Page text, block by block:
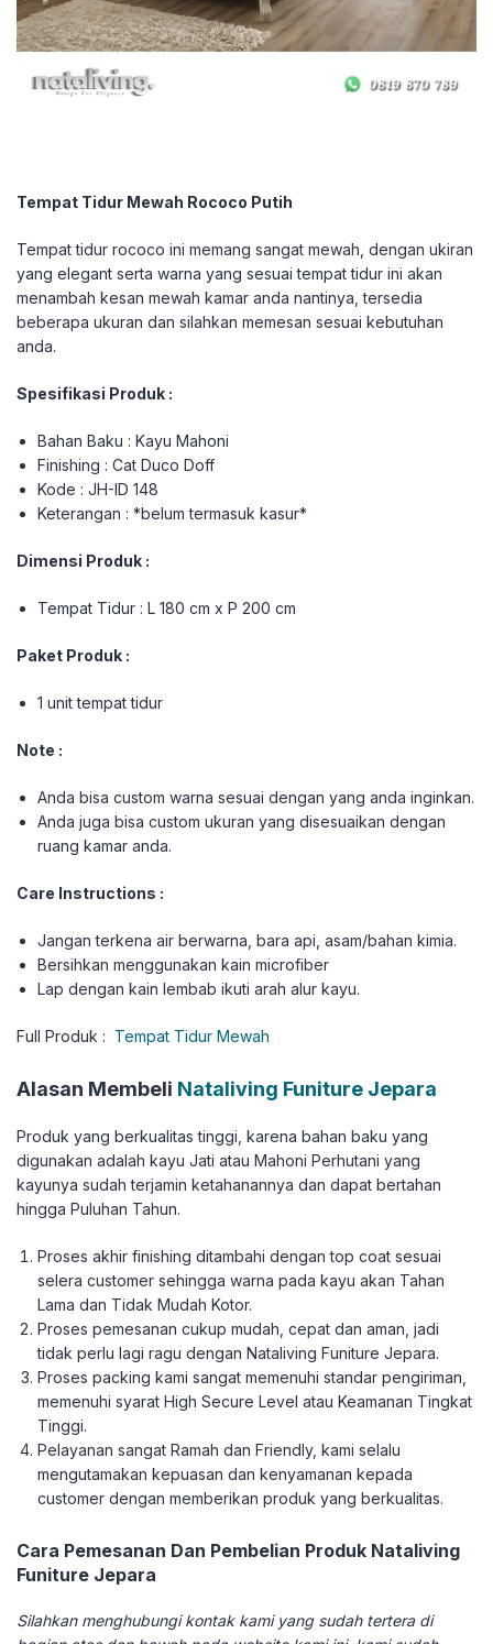
Tempat Tidur Mewah Rococo Putih
Tempat tidur rococo ini memang sangat mewah, dengan ukiran
yang elegant serta warna yang sesuai tempat tidur ini akan
menambah kesan mewah kamar anda nantinya, tersedia
beberapa ukuran dan silahkan memesan sesuai kebutuhan
anda.
Spesifikasi Produk :
Bahan Baku : Kayu Mahoni
Finishing : Cat Duco Doff
Kode : JH-ID 148
Keterangan : *belum termasuk kasur*
Dimensi Produk :
Tempat Tidur : L 180 cm x P 200 cm
Paket Produk :
1 unit tempat tidur
Note :
Anda bisa custom warna sesuai dengan yang anda inginkan.
Anda juga bisa custom ukuran yang disesuaikan dengan
ruang kamar anda.
Care Instructions :
Jangan terkena air berwarna, bara api, asam/bahan kimia.
Bersihkan menggunakan kain microfiber
Lap dengan kain lembab ikuti arah alur kayu.
Full Produk : Tempat Tidur Mewah
Alasan Membeli Nataliving Funiture Jepara
Produk yang berkualitas tinggi, karena bahan baku yang
digunakan adalah kayu Jati atau Mahoni Perhutani yang
kayunya sudah terjamin ketahanannya dan dapat bertahan
hingga Puluhan Tahun.
Proses akhir finishing ditambahi dengan top coat sesuai
selera customer sehingga warna pada kayu akan Tahan
Lama dan Tidak Mudah Kotor.
Proses pemesanan cukup mudah, cepat dan aman, jadi
tidak perlu lagi ragu dengan Nataliving Funiture Jepara.
Proses packing kami sangat memenuhi standar pengiriman,
memenuhi syarat High Secure Level atau Keamanan Tingkat
Tinggi.
Pelayanan sangat Ramah dan Friendly, kami selalu
mengutamakan kepuasan dan kenyamanan kepada
customer dengan memberikan produk yang berkualitas.
Cara Pemesanan Dan Pembelian Produk Nataliving
Funiture Jepara
Silahkan menghubungi kontak kami yang sudah tertera di